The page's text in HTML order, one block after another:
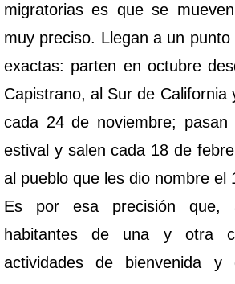
migratorias es que se
muy preciso. Llegan a un
exactas: parten en octubre
Capistrano, al Sur de California
cada 24 de noviembre; pasan
estival y salen cada 18 de
al pueblo que les dio nombre el
Es por esa precisión que,
habitantes de una y otra
actividades de bienvenida y